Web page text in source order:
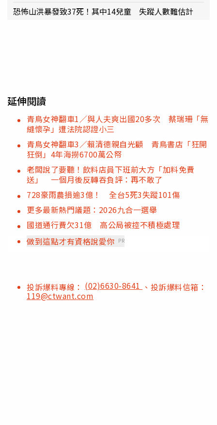
恐怖山洪暴發致37死！其中14兒童 失蹤人數難估計
延伸閱讀
青鳥女神翻車1／與人夫爽出國20多次 蔡瑞珊「無
縫懷孕」遭法院認證小三
青鳥女神翻車3／賴清德親自光顧 青鳥書店「狂開
狂倒」4年海撈6700萬公帑
老闆說了要聽！飲料店員下班前大方「加料免費
送」 一個月後反轉吞負評：再不敢了
728豪雨農損逾3億！ 全台5死3失蹤101傷
更多最新熱門議題：2026九合一選舉
國道通行費欠31億 高公局被控不積極處理
做到這點才有資格說愛你 PR
投訴爆料專線： (02)6630-8641 、投訴爆料信箱：
119@ctwant.com